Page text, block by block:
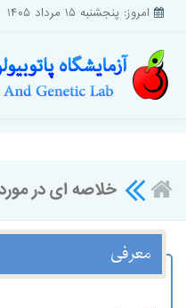
امروز: پنجشنبه ۱۵ مرداد ۱۴۰۵
خلاصه ای در
معرفی